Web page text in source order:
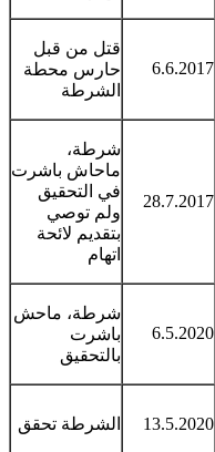
6.6.2017
قتل من قبل
حارس محطة
الشرطة
28.7.2017
شرطة،
ماحاش باشرت
في التحقيق
ولم توصي
بتقديم لائحة
اتهام
6.5.2020
شرطة، ماحش
باشرت
بالتحقيق
13.5.2020 الشرطة تحقق